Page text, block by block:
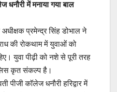
धनौरी में मनाया गया बाल
अधीक्षक प्रमेन्द्र सिंह डोभाल ने
की रोकथाम में युवाओं को
युवा पीढ़ी को नशे से पूरी तरह
कृत संकल्प है।
पीजी कॉलेज धनौरी हरिद्वार में